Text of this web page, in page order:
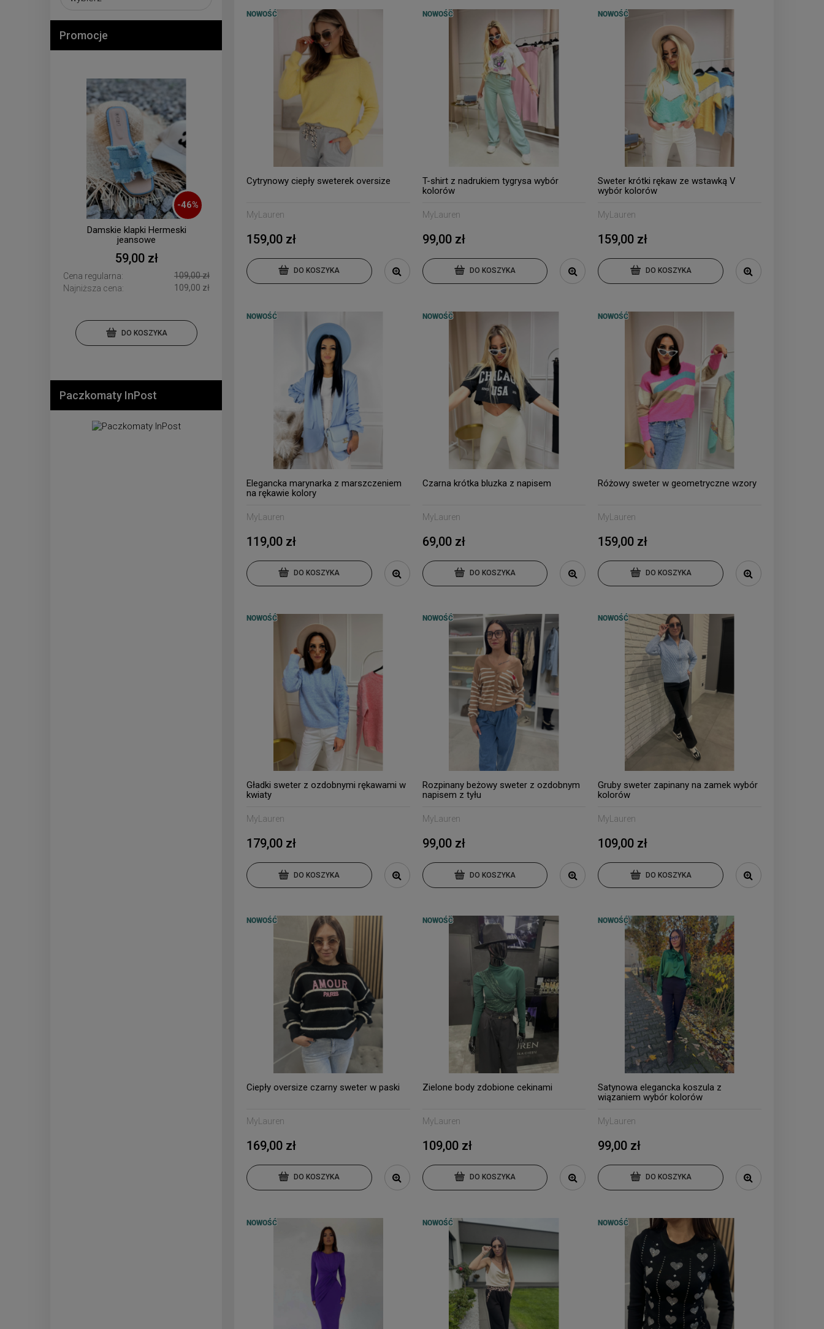
Promocje
-46%
Damskie klapki Hermeski
jeansowe
59,00 zł
Cena regularna:
109,00 zł
Najniższa cena:
109,00 zł
DO KOSZYKA
Paczkomaty InPost
Cytrynowy ciepły sweterek oversize
MyLauren
159,00 zł
DO KOSZYKA
NOWOŚĆ
T-shirt z nadrukiem tygrysa wybór
kolorów
MyLauren
99,00 zł
DO KOSZYKA
NOWOŚĆ
Sweter krótki rękaw ze wstawką V
wybór kolorów
MyLauren
159,00 zł
DO KOSZYKA
NOWOŚĆ
Elegancka marynarka z marszczeniem
na rękawie kolory
MyLauren
119,00 zł
DO KOSZYKA
NOWOŚĆ
Czarna krótka bluzka z napisem
MyLauren
69,00 zł
DO KOSZYKA
NOWOŚĆ
Różowy sweter w geometryczne wzory
MyLauren
159,00 zł
DO KOSZYKA
NOWOŚĆ
Gładki sweter z ozdobnymi rękawami w
kwiaty
MyLauren
179,00 zł
DO KOSZYKA
NOWOŚĆ
Rozpinany beżowy sweter z ozdobnym
napisem z tyłu
MyLauren
99,00 zł
DO KOSZYKA
NOWOŚĆ
Gruby sweter zapinany na zamek wybór
kolorów
MyLauren
109,00 zł
DO KOSZYKA
NOWOŚĆ
Ciepły oversize czarny sweter w paski
MyLauren
169,00 zł
DO KOSZYKA
NOWOŚĆ
Zielone body zdobione cekinami
MyLauren
109,00 zł
DO KOSZYKA
NOWOŚĆ
Satynowa elegancka koszula z
wiązaniem wybór kolorów
MyLauren
99,00 zł
DO KOSZYKA
NOWOŚĆ
NOWOŚĆ NOWOŚĆ NOWOŚĆ